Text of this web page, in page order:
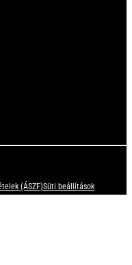
(ÁSZF)Süti beállítások